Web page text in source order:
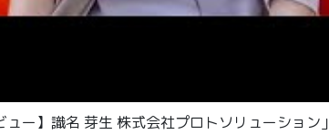
ー】識名 芽生 株式会社プロトソリューション」